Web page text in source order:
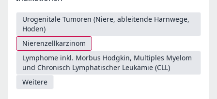
Urogenitale Tumoren (Niere, ableitende Harnwege,
Hoden)
Nierenzellkarzinom
Lymphome inkl. Morbus Hodgkin, Multiples Myelom
und Chronisch Lymphatischer Leukämie (CLL)
Weitere